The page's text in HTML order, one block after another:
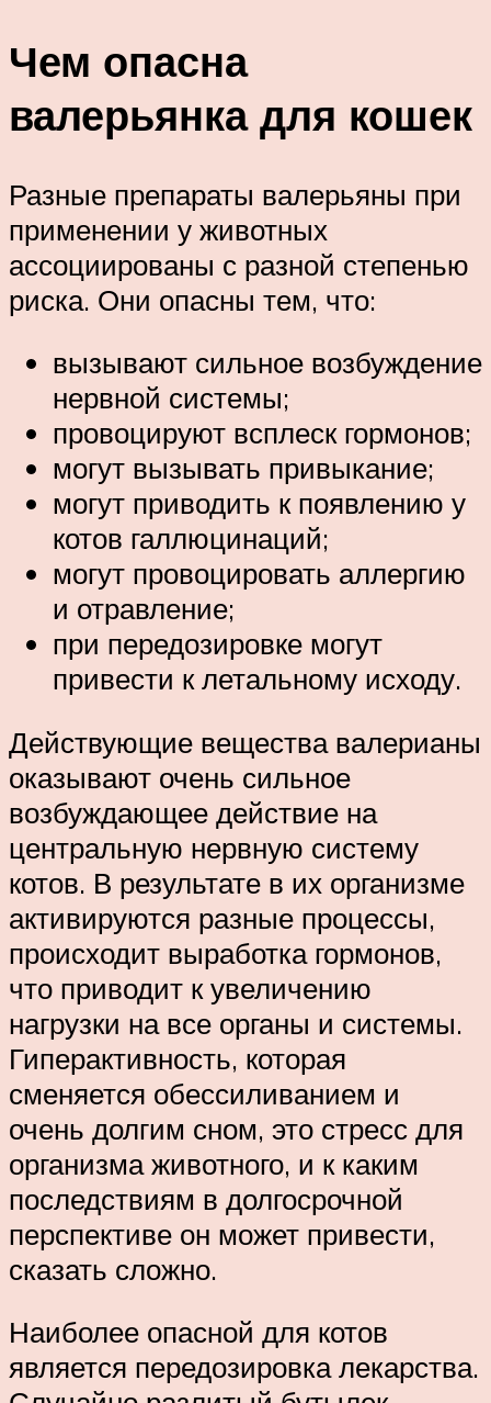
Чем опасна
валерьянка для кошек
Разные препараты валерьяны при
применении у животных
ассоциированы с разной степенью
риска. Они опасны тем, что:
вызывают сильное возбуждение
нервной системы;
провоцируют всплеск гормонов;
могут вызывать привыкание;
могут приводить к появлению у
котов галлюцинаций;
могут провоцировать аллергию
и отравление;
при передозировке могут
привести к летальному исходу.
Действующие вещества валерианы
оказывают очень сильное
возбуждающее действие на
центральную нервную систему
котов. В результате в их организме
активируются разные процессы,
происходит выработка гормонов,
что приводит к увеличению
нагрузки на все органы и системы.
Гиперактивность, которая
сменяется обессиливанием и
очень долгим сном, это стресс для
организма животного, и к каким
последствиям в долгосрочной
перспективе он может привести,
сказать сложно.
Наиболее опасной для котов
является передозировка лекарства.